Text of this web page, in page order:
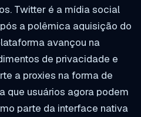
Twitter é a mídia social
a polêmica aquisição do
avançou na
de privacidade e
a proxies na forma de
que usuários agora podem
parte da interface nativa